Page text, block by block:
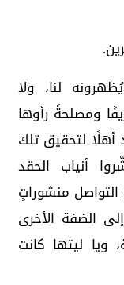
لنا، ولا
ومصلحةً رأوها
أهلًا لتحقيق تلك
أنياب الحقد
منشوراتٍ
الضفة الأخرى
ليتها كانت